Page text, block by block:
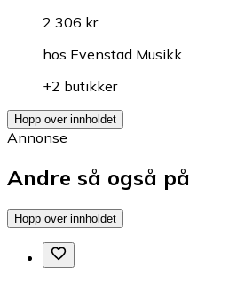
2 306 kr
hos Evenstad Musikk
+2 butikker
Hopp over innholdet
Annonse
Andre så også på
Hopp over innholdet